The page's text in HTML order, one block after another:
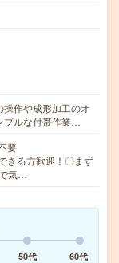
作や成形加工のオ
プルな付帯作業…
要
る方歓迎！〇まず
気…
50代 60代